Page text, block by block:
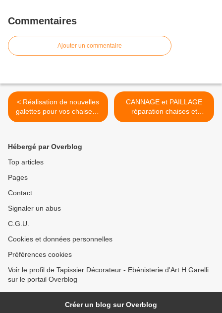
Commentaires
Ajouter un commentaire
< Réalisation de nouvelles
galettes pour vos chaises -
remplacement paille ou
CANNAGE et PAILLAGE
réparation chaises et
fauteuil par spécialiste >
Hébergé par Overblog
Top articles
Pages
Contact
Signaler un abus
C.G.U.
Cookies et données personnelles
Préférences cookies
Voir le profil de Tapissier Décorateur - Ebénisterie d'Art H.Garelli
sur le portail Overblog
Créer un blog sur Overblog